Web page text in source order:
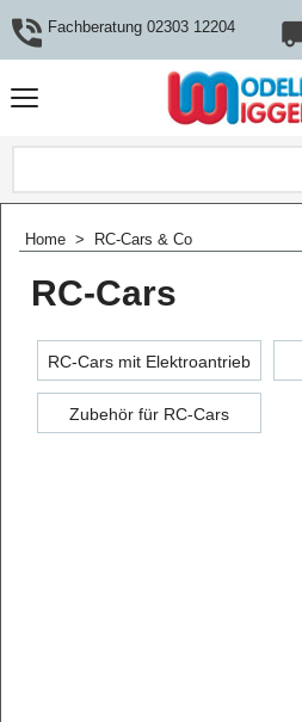
Fachberatung 02303 12204
Home > RC-Cars & Co
RC-Cars
RC-Cars mit Elektroantrieb
Zubehör für RC-Cars